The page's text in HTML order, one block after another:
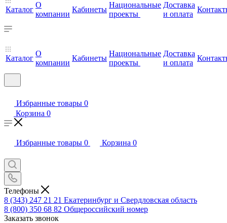
Каталог
О
компании
Кабинеты
Национальные
проекты
Доставка
и оплата
Каталог
О
компании
Кабинеты
Национальные
проекты
Доставка
и оплата
Избранные товары 0
Корзина 0
Избранные товары 0 Корзина 0
Телефоны
8 (343) 247 21 21 Екатеринбург и Свердловская область
8 (800) 350 68 82 Общероссийский номер
Заказать звонок